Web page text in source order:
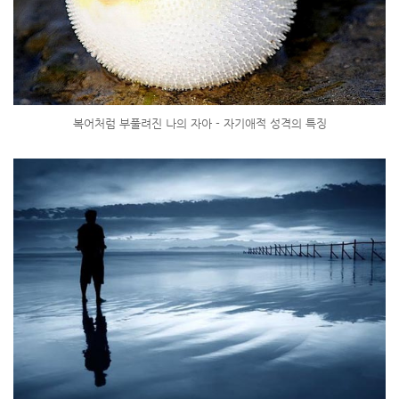
복어처럼 부풀려진 나의 자아 - 자기애적 성격의 특징